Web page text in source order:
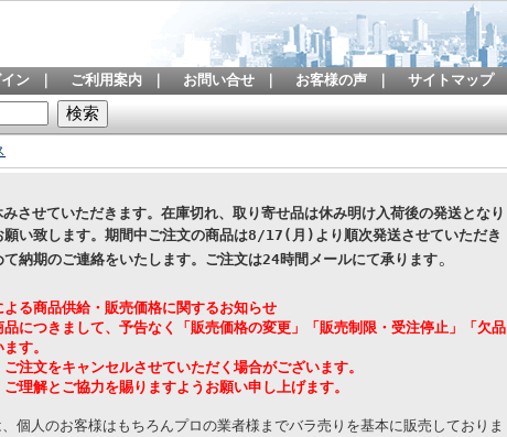
ン ご利用案内 お問い合せ お客様の声 サイトマップ
せていただきます。在庫切れ、取り寄せ品は休み明け入荷後の発送となり
願い致します。期間中ご注文の商品は8/17(月)より順次発送させていただき
納期のご連絡をいたします。 ご注文は24時間メールにて承ります。
よる商品供給・販売価格に関するお知らせ
につきまして、予告なく「販売価格の変更」「販売制限・受注停止」「欠品
す。
注文をキャンセルさせていただく場合がございます。
理解とご協力を賜りますようお願い申し上げます。
個人のお客様はもちろんプロの業者様までバラ売りを基本に販売しておりま